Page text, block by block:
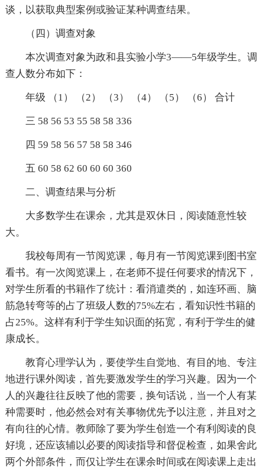
谈，以获取典型案例或验证某种调查结果。
（四）调查对象
本次调查对象为政和县实验小学3——5年级学生。调
查人数分布如下：
年级 （1） （2） （3） （4） （5） （6） 合计
三 58 56 53 55 58 58 336
四 59 58 56 57 58 58 346
五 60 58 62 60 60 60 360
二、调查结果与分析
大多数学生在课余，尤其是双休日，阅读随意性较
大。
我校每周有一节阅览课，每月有一节阅览课到图书室
看书。有一次阅览课上，在老师不提任何要求的情况下，
对学生所看的书籍作了统计：看消遣类的，如连环画、脑
筋急转弯等的占了班级人数的75%左右，看知识性书籍的
占25%。这样有利于学生知识面的拓宽，有利于学生的健
康成长。
教育心理学认为，要使学生自觉地、有目的地、专注
地进行课外阅读，首先要激发学生的学习兴趣。因为一个
人的兴趣往往反映了他的需要，换句话说，当一个人有某
种需要时，他必然会对有关事物优先予以注意，并且对之
有向往的心情。教师除了要为学生创造一个有利阅读的良
好境，还应该辅以必要的阅读指导和督促检查，如果舍此
两个外部条件，而仅让学生在课余时间或在阅读课上走出